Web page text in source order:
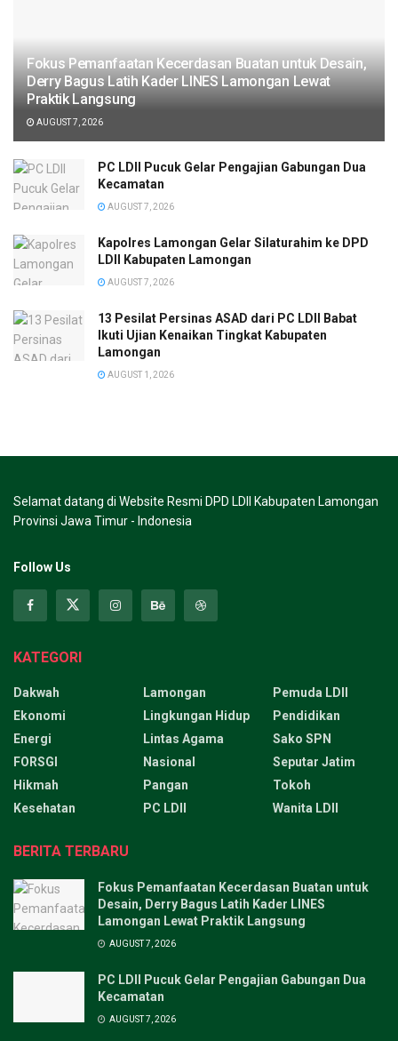
Fokus Pemanfaatan Kecerdasan Buatan untuk Desain,
Derry Bagus Latih Kader LINES Lamongan Lewat
Praktik Langsung
AUGUST 7, 2026
PC LDII Pucuk Gelar Pengajian Gabungan Dua
Kecamatan
AUGUST 7, 2026
Kapolres Lamongan Gelar Silaturahim ke DPD
LDII Kabupaten Lamongan
AUGUST 7, 2026
13 Pesilat Persinas ASAD dari PC LDII Babat
Ikuti Ujian Kenaikan Tingkat Kabupaten
Lamongan
AUGUST 1, 2026
Selamat datang di Website Resmi DPD LDII Kabupaten Lamongan
Provinsi Jawa Timur - Indonesia
Follow Us
KATEGORI
Dakwah
Ekonomi
Energi
FORSGI
Hikmah
Kesehatan
Lamongan
Lingkungan Hidup
Lintas Agama
Nasional
Pangan
PC LDII
Pemuda LDII
Pendidikan
Sako SPN
Seputar Jatim
Tokoh
Wanita LDII
BERITA TERBARU
Fokus Pemanfaatan Kecerdasan Buatan untuk
Desain, Derry Bagus Latih Kader LINES
Lamongan Lewat Praktik Langsung
AUGUST 7, 2026
PC LDII Pucuk Gelar Pengajian Gabungan Dua
Kecamatan
AUGUST 7, 2026